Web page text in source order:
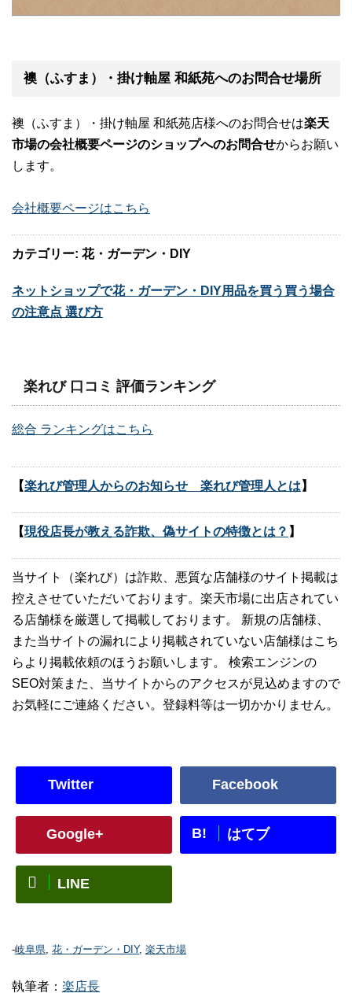
襖（ふすま）・掛け軸屋 和紙苑へのお問合せ場所
襖（ふすま）・掛け軸屋 和紙苑店様へのお問合せは楽天
市場の会社概要ページのショップへのお問合せからお願い
します。
会社概要ページはこちら
カテゴリー: 花・ガーデン・DIY
ネットショップで花・ガーデン・DIY用品を買う買う場合
の注意点 選び方
楽れび 口コミ 評価ランキング
総合 ランキングはこちら
【楽れび管理人からのお知らせ 楽れび管理人とは 】
【現役店長が教える詐欺、偽サイトの特徴とは？ 】
当サイト（楽れび）は詐欺、悪質な店舗様のサイト掲載は
控えさせていただいております。楽天市場に出店されてい
る店舗様を厳選して掲載しております。 新規の店舗様、
また当サイトの漏れにより掲載されていない店舗様はこち
らより掲載依頼のほうお願いします。 検索エンジンの
SEO対策また、当サイトからのアクセスが見込めますので
お気軽にご連絡ください。登録料等は一切かかりません。
Twitter Facebook
Google+ B! はてブ
LINE
-岐阜県, 花・ガーデン・DIY, 楽天市場
執筆者： 楽店長